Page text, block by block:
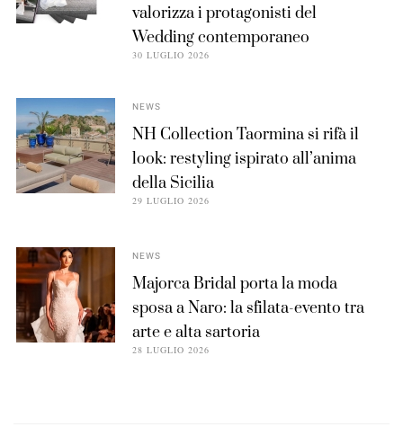
valorizza i protagonisti del
Wedding contemporaneo
30 LUGLIO 2026
NEWS
NH Collection Taormina si rifà il
look: restyling ispirato all’anima
della Sicilia
29 LUGLIO 2026
NEWS
Majorca Bridal porta la moda
sposa a Naro: la sfilata-evento tra
arte e alta sartoria
28 LUGLIO 2026